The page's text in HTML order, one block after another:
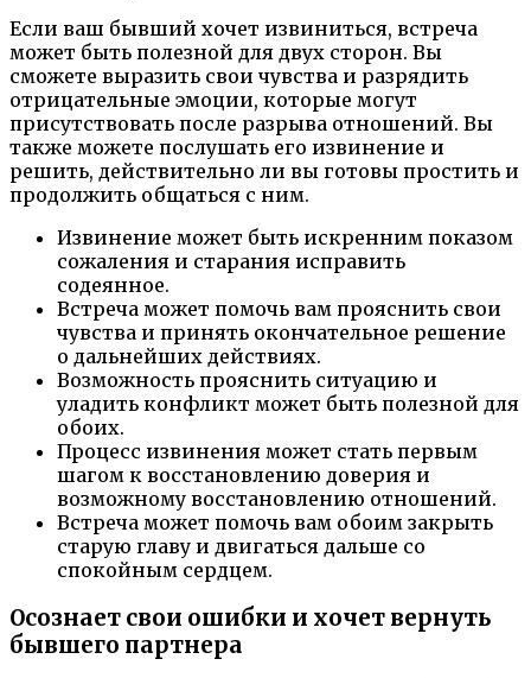
Если ваш бывший хочет извиниться, встреча
может быть полезной для двух сторон. Вы
сможете выразить свои чувства и разрядить
отрицательные эмоции, которые могут
присутствовать после разрыва отношений. Вы
также можете послушать его извинение и
решить, действительно ли вы готовы простить и
продолжить общаться с ним.
Извинение может быть искренним показом
сожаления и старания исправить
содеянное.
Встреча может помочь вам прояснить свои
чувства и принять окончательное решение
о дальнейших действиях.
Возможность прояснить ситуацию и
уладить конфликт может быть полезной для
обоих.
Процесс извинения может стать первым
шагом к восстановлению доверия и
возможному восстановлению отношений.
Встреча может помочь вам обоим закрыть
старую главу и двигаться дальше со
спокойным сердцем.
Осознает свои ошибки и хочет вернуть
бывшего партнера